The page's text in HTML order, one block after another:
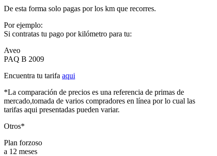
De esta forma solo pagas por los km que recorres.
Por ejemplo:
Si contratas tu pago por kilómetro para tu:
Aveo
PAQ B 2009
Encuentra tu tarifa aqui
*La comparación de precios es una referencia de primas de
mercado,tomada de varios compradores en línea por lo cual las
tarifas aqui presentadas pueden variar.
Otros*
Plan forzoso
a 12 meses